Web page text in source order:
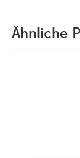
Ähnliche